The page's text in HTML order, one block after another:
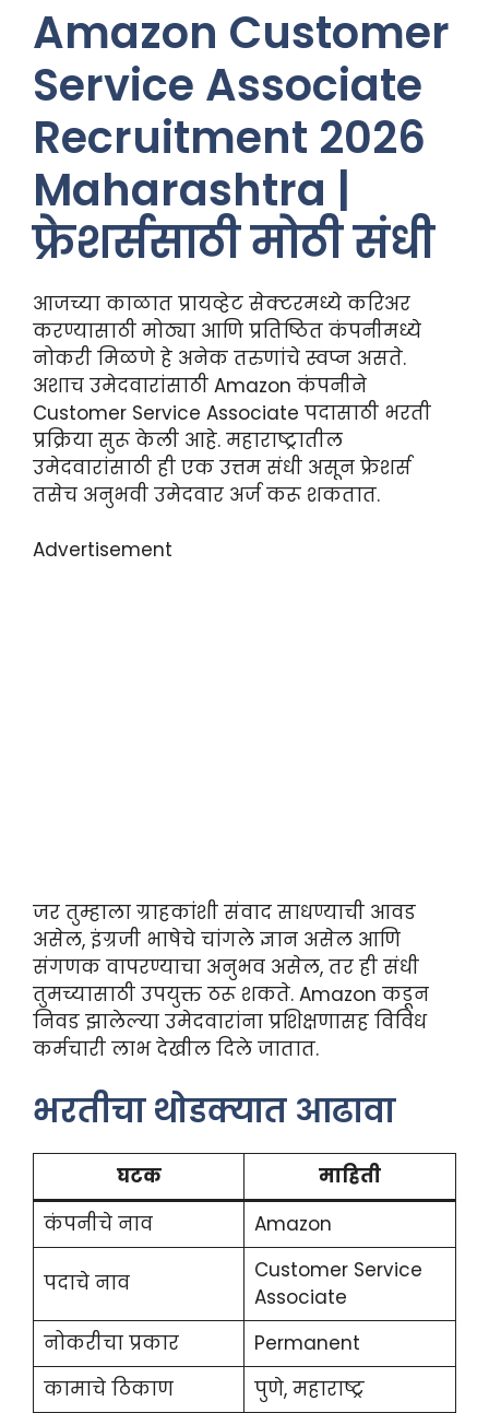
Amazon Customer
Service Associate
Recruitment 2026
Maharashtra |
फ्रेशर्ससाठी मोठी संधी
आजच्या काळात प्रायव्हेट सेक्टरमध्ये करिअर
करण्यासाठी मोठ्या आणि प्रतिष्ठित कंपनीमध्ये
नोकरी मिळणे हे अनेक तरुणांचे स्वप्न असते.
अशाच उमेदवारांसाठी Amazon कंपनीने
Customer Service Associate पदासाठी भरती
प्रक्रिया सुरू केली आहे. महाराष्ट्रातील
उमेदवारांसाठी ही एक उत्तम संधी असून फ्रेशर्स
तसेच अनुभवी उमेदवार अर्ज करू शकतात.
Advertisement
जर तुम्हाला ग्राहकांशी संवाद साधण्याची आवड
असेल, इंग्रजी भाषेचे चांगले ज्ञान असेल आणि
संगणक वापरण्याचा अनुभव असेल, तर ही संधी
तुमच्यासाठी उपयुक्त ठरू शकते. Amazon कडून
निवड झालेल्या उमेदवारांना प्रशिक्षणासह विविध
कर्मचारी लाभ देखील दिले जातात.
भरतीचा थोडक्यात आढावा
घटक
माहिती
कंपनीचे नाव
Amazon
पदाचे नाव
Customer Service
Associate
नोकरीचा प्रकार
Permanent
कामाचे ठिकाण
पुणे, महाराष्ट्र